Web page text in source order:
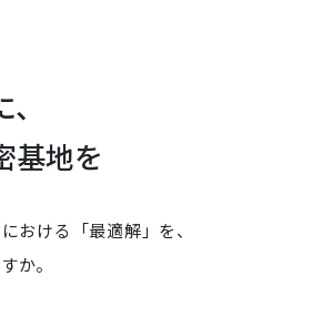
基地を
おける「最適解」を、
か。